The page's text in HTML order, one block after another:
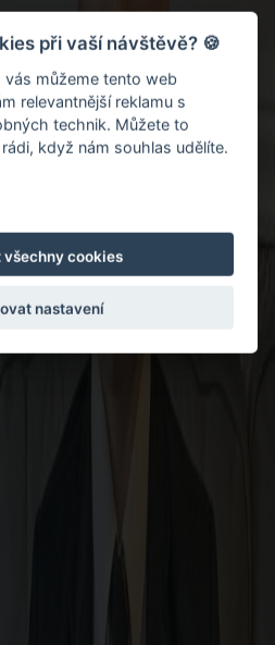
při vaší návštěvě? 🍪
můžeme tento web
relevantnější reklamu s
technik. Můžete to
když nám souhlas udělíte.
všechny cookies
nastavení